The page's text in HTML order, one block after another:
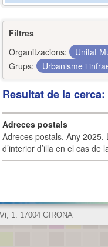
Filtres
Organitzacions:
Unitat
Grups:
Urbanisme i
Resultat de la
Adreces postals
Adreces postals. Any 2025.
d’interior d’illa en el cas
1. 17004 GIRONA